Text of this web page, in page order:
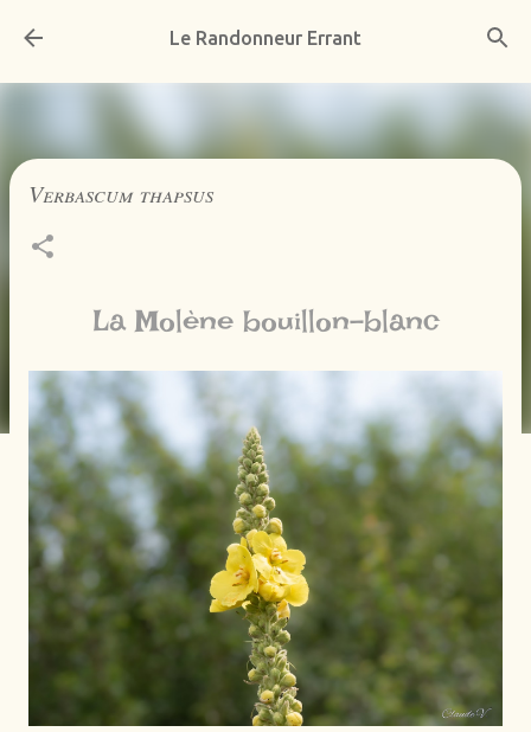
Accéder au contenu principal
Le Randonneur Errant
Verbascum thapsus
La Molène bouillon-blanc